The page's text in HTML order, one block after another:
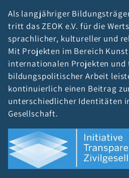
Als langjähriger
tritt das ZEOK e.V. für die
sprachlicher, kultureller und
Mit Projekten im Bereich
internationalen Projekten
bildungspolitischer Arbeit
kontinuierlich einen Beitrag
unterschiedlicher Identitäten
Gesellschaft.